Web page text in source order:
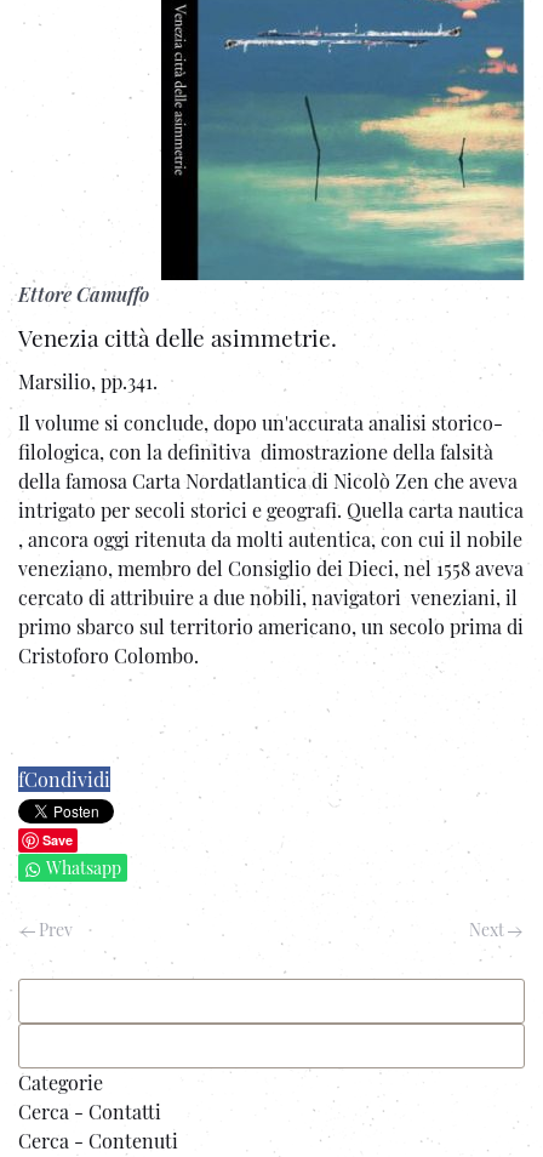
Ettore Camuffo
Venezia città delle asimmetrie.
Marsilio, pp.341.
Il volume si conclude, dopo un'accurata analisi storico-
filologica, con la definitiva dimostrazione della falsità
della famosa Carta Nordatlantica di Nicolò Zen che aveva
intrigato per secoli storici e geografi. Quella carta nautica
, ancora oggi ritenuta da molti autentica, con cui il nobile
veneziano, membro del Consiglio dei Dieci, nel 1558 aveva
cercato di attribuire a due nobili, navigatori veneziani, il
primo sbarco sul territorio americano, un secolo prima di
Cristoforo Colombo.
fCondividi
Save
Whatsapp
Prev Next
Categorie
Cerca - Contatti
Cerca - Contenuti